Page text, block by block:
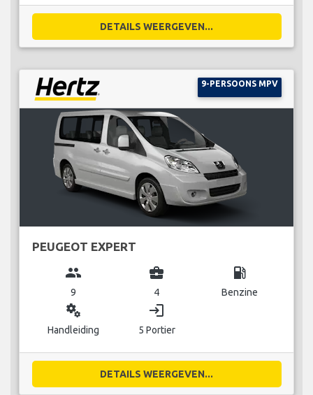
DETAILS WEERGEVEN...
9-PERSOONS MPV
PEUGEOT EXPERT
group
9
business_center
4
local_gas_station
Benzine
miscellaneous_services
Handleiding
login
5 Portier
DETAILS WEERGEVEN...